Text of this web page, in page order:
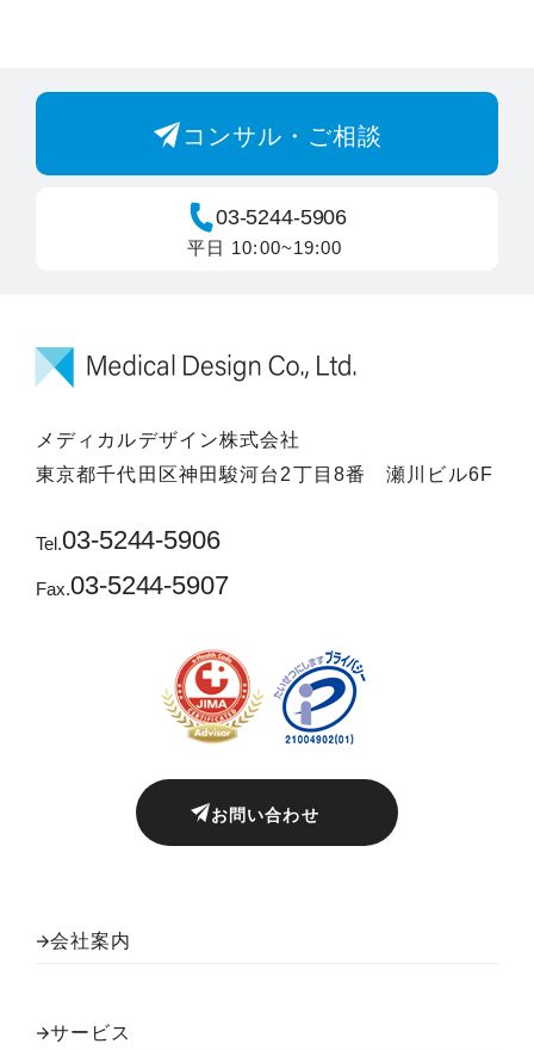
コンサル・ご相談
03-5244-5906
平日 10:00~19:00
メディカルデザイン株式会社
東京都千代田区神田駿河台2丁目8番 瀬川ビル6F
Tel.03-5244-5906
Fax.03-5244-5907
お問い合わせ
会社案内
サービス